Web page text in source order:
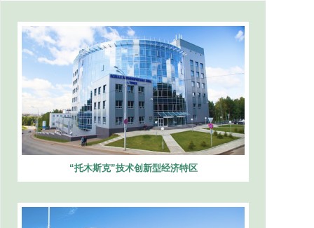
“托木斯克”技术创新型经济特区